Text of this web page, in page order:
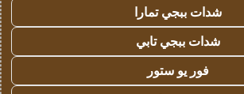
شدات ببجي تمارا
شدات ببجي تابي
فور يو ستور